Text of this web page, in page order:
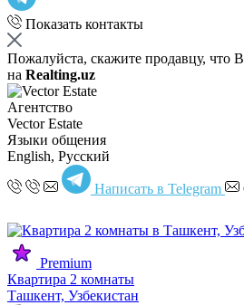
Показать контакты
Пожалуйста, скажите продавцу, что
на Realting.uz
Агентство
Vector Estate
Языки общения
English, Русский
Написать в Telegram
Premium
Квартира 2 комнаты
Ташкент, Узбекистан